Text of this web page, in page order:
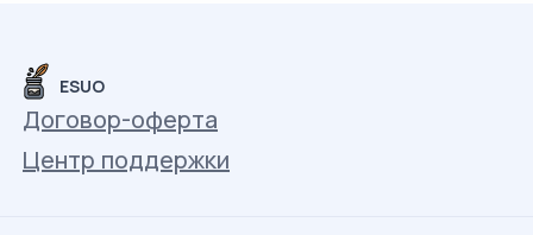
ESUO
Договор-оферта
Центр поддержки